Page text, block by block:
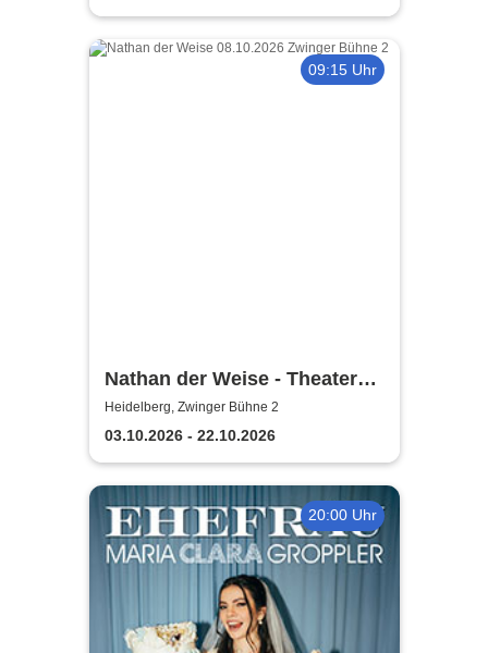
09:15 Uhr
Nathan der Weise - Theater
und Orchester Heidelberg
Heidelberg, Zwinger Bühne 2
03.10.2026 - 22.10.2026
20:00 Uhr